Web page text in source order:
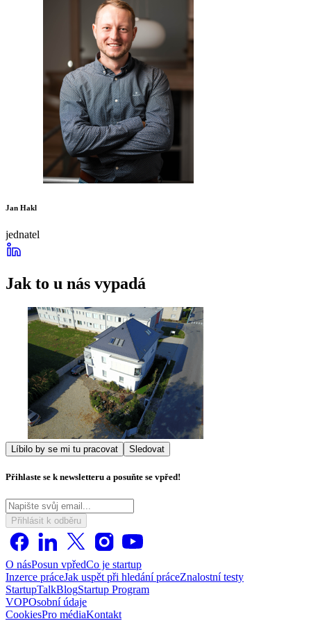
Jan Hakl
jednatel
Jak to u nás vypadá
Líbilo by se mi tu pracovat Sledovat
Přihlaste se k newsletteru a posuňte se vpřed!
Přihlásit k odběru
O násPosun vpředCo je startup
Inzerce práceJak uspět při hledání práceZnalostní testy
StartupTalkBlogStartup Program
VOPOsobní údaje
CookiesPro médiaKontakt